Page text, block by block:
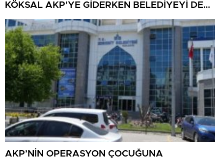
KÖKSAL AKP’YE GİDERKEN BELEDİYEYİ DE
GÖTÜRÜYOR!
AKP’NİN OPERASYON ÇOCUĞUNA